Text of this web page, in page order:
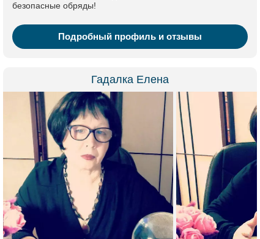
безопасные обряды!
Подробный профиль и отзывы
Гадалка Елена